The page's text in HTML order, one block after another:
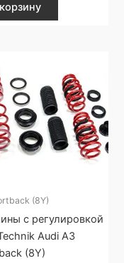
(8Y)
с регулировкой
Audi A3
(8Y)